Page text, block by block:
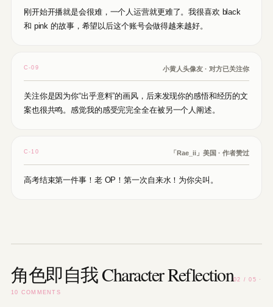
刚开始开播就是会很难，一个人运营就更难了。我很喜欢 black
和 pink 的故事，希望以后这个账号会做得越来越好。
C-09 小黄人头像友 · 对方已关注你
关注你是因为你“出乎意料”的画风，后来发现你的感悟和经历的文
案也很共鸣。感觉我的感受完完全全在被另一个人阐述。
C-10 「Rae_ii」美国 · 作者赞过
高考结束第一件事！老 OP！第一次自来水！为你尖叫。
角色即自我 Character Reflection02 / 05 ·
10 COMMENTS